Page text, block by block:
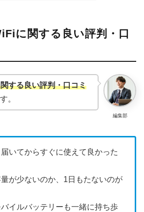
に関する良い評判・口
編集部
する良い評判・口コミ
。
いてからすぐに使えて良かった
が少ないのか、1日もたないのが
イルバッテリーも一緒に持ち歩